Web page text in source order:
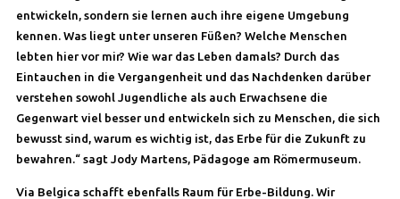
entwickeln, sondern sie lernen auch ihre eigene Umgebung
kennen. Was liegt unter unseren Füßen? Welche Menschen
lebten hier vor mir? Wie war das Leben damals? Durch das
Eintauchen in die Vergangenheit und das Nachdenken darüber
verstehen sowohl Jugendliche als auch Erwachsene die
Gegenwart viel besser und entwickeln sich zu Menschen, die sich
bewusst sind, warum es wichtig ist, das Erbe für die Zukunft zu
bewahren.“ sagt Jody Martens, Pädagoge am Römermuseum.
Via Belgica schafft ebenfalls Raum für Erbe-Bildung. Wir